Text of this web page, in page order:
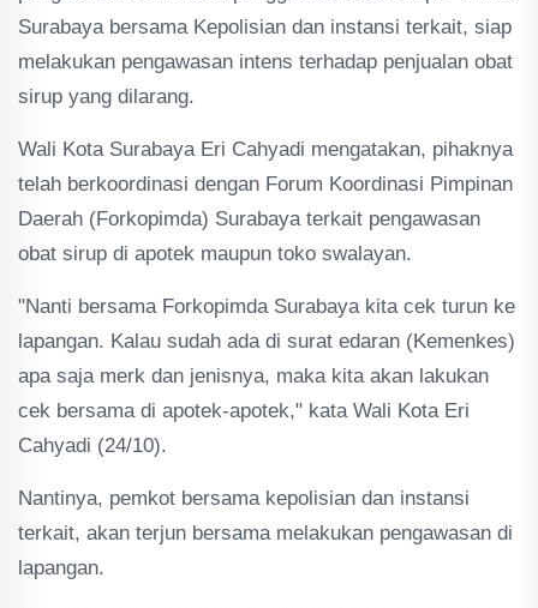
Surabaya bersama Kepolisian dan instansi terkait, siap
melakukan pengawasan intens terhadap penjualan obat
sirup yang dilarang.
Wali Kota Surabaya Eri Cahyadi mengatakan, pihaknya
telah berkoordinasi dengan Forum Koordinasi Pimpinan
Daerah (Forkopimda) Surabaya terkait pengawasan
obat sirup di apotek maupun toko swalayan.
"Nanti bersama Forkopimda Surabaya kita cek turun ke
lapangan. Kalau sudah ada di surat edaran (Kemenkes)
apa saja merk dan jenisnya, maka kita akan lakukan
cek bersama di apotek-apotek," kata Wali Kota Eri
Cahyadi (24/10).
Nantinya, pemkot bersama kepolisian dan instansi
terkait, akan terjun bersama melakukan pengawasan di
lapangan.